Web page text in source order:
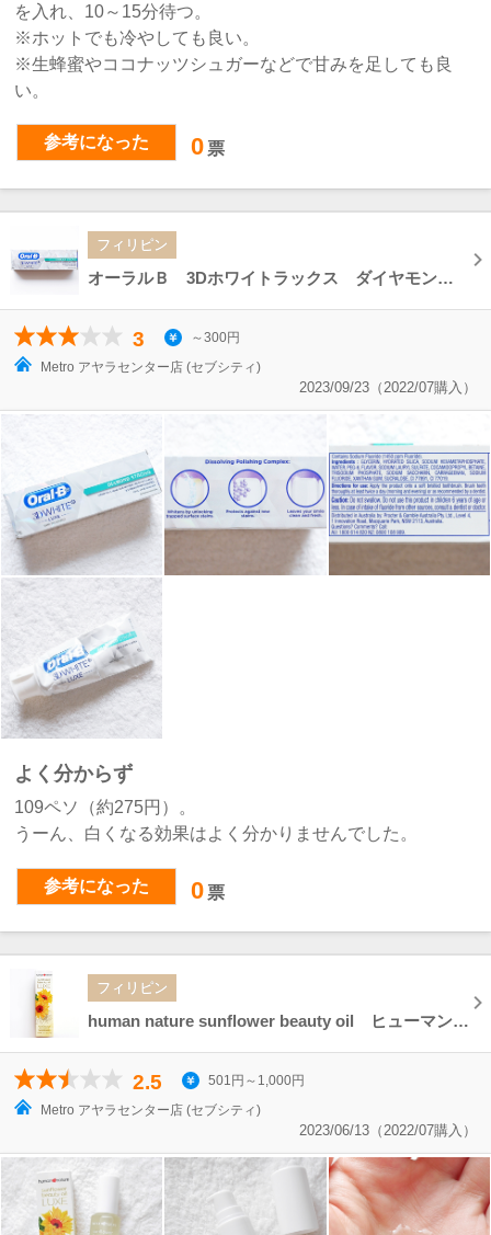
を入れ、10～15分待つ。
※ホットでも冷やしても良い。
※生蜂蜜やココナッツシュガーなどで甘みを足しても良
い。
参考になった 0 票
フィリピン
オーラルＢ 3Dホワイトラックス ダイヤモンドストロング 歯磨き粉 Oral-B 3D WHITE LUXE
3
～300円
Metro アヤラセンター店 (セブシティ)
2023/09/23（2022/07購入）
よく分からず
109ペソ（約275円）。
うーん、白くなる効果はよく分かりませんでした。
参考になった 0 票
フィリピン
human nature sunflower beauty oil ヒューマンネイチャー サンフラワービューティーオイル
2.5
501円～1,000円
Metro アヤラセンター店 (セブシティ)
2023/06/13（2022/07購入）